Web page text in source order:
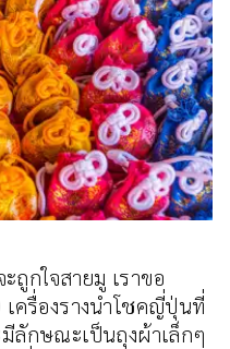
ถูกใจสายมู เราขอ
เครื่องรางนำโชคญี่ปุ่นที่
ลักษณะเป็นถุงผ้าเล็กๆ